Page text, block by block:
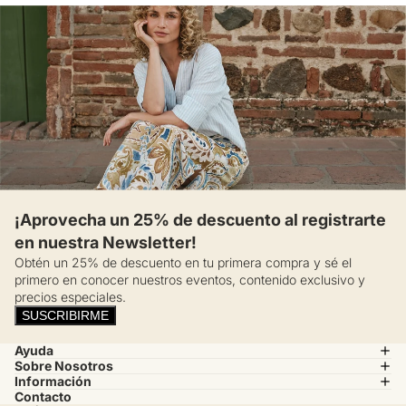
¡Aprovecha un 25% de descuento al registrarte
en nuestra Newsletter!
Obtén un 25% de descuento en tu primera compra y sé el
primero en conocer nuestros eventos, contenido exclusivo y
precios especiales.
SUSCRIBIRME
Ayuda
Sobre Nosotros
Información
Contacto